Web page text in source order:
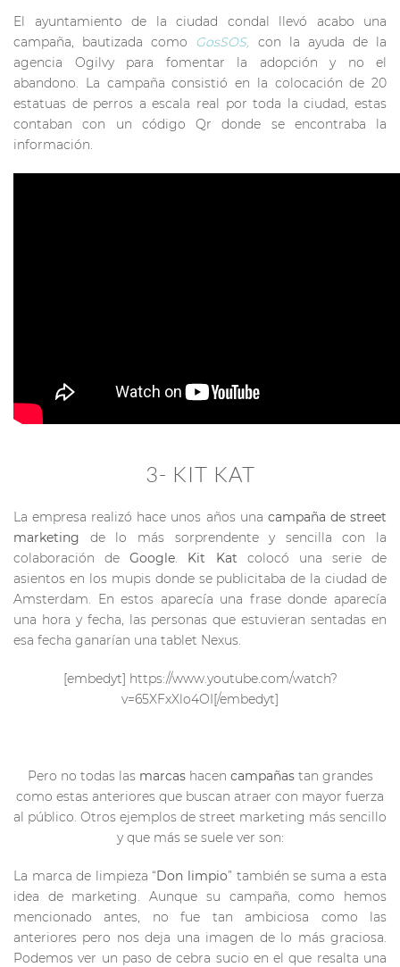
El ayuntamiento de la ciudad condal llevó acabo una
campaña, bautizada como GosSOS, con la ayuda de la
agencia Ogilvy para fomentar la adopción y no el
abandono. La campaña consistió en la colocación de 20
estatuas de perros a escala real por toda la ciudad, estas
contaban con un código Qr donde se encontraba la
información.
3- KIT KAT
La empresa realizó hace unos años una campaña de street
marketing de lo más sorprendente y sencilla con la
colaboración deGoogle. Kit Kat colocó una serie de
asientos en los mupis donde se publicitaba de la ciudad de
Amsterdam. En estos aparecía una frase donde aparecía
una hora y fecha, las personas que estuvieran sentadas en
esa fecha ganarían una tablet Nexus.
[embedyt] https://www.youtube.com/watch?
v=65XFxXlo4OI[/embedyt]
Pero no todas las marcashacen campañastan grandes
como estas anteriores que buscan atraer con mayor fuerza
al público. Otros ejemplos de street marketing más sencillo
y que más se suele ver son:
La marca de limpieza “Don limpio” también se suma a esta
idea de marketing. Aunque su campaña, como hemos
mencionado antes, no fue tan ambiciosa como las
anteriores pero nos deja una imagen de lo más graciosa.
Podemos ver un paso de cebra sucio en el que resalta una